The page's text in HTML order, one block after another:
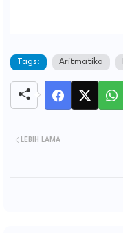
Tags: Aritmatika
LEBIH LAMA